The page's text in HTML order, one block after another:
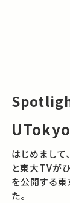
はじめまして、
と東大TVが
を公開する
た。